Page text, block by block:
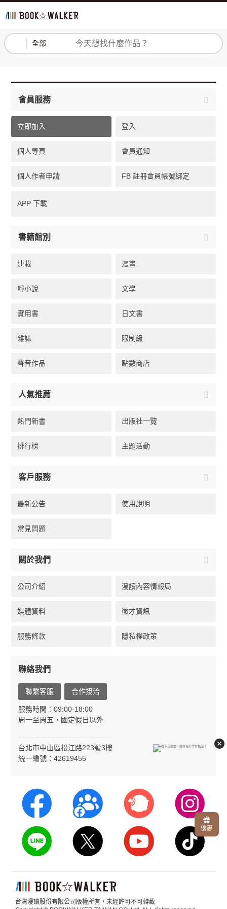
全部 登入 註冊
優惠
會員服務
立即加入 登入
個人專頁 會員通知
個人作者申請 FB 註冊會員帳號綁定
APP 下載
書籍館別
連載 漫畫
輕小說 文學
實用書 日文書
雜誌 限制級
聲音作品 點數商店
人氣推薦
熱門新書 出版社一覽
排行榜 主題活動
客戶服務
最新公告 使用說明
常見問題
關於我們
公司介紹 漫讀內容情報局
媒體資料 徵才資訊
服務條款 隱私權政策
聯絡我們
聯繫客服 合作接洽
服務時間：09:00-18:00
周一至周五，國定假日以外
台北市中山區松江路223號3樓
統一編號：42619455
台灣漫讀股份有限公司版權所有，未經許可不可轉載